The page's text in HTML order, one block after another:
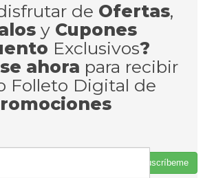
de Ofertas,
y Cupones
Exclusivos?
ahora para recibir
Folleto Digital de
Suscríbeme